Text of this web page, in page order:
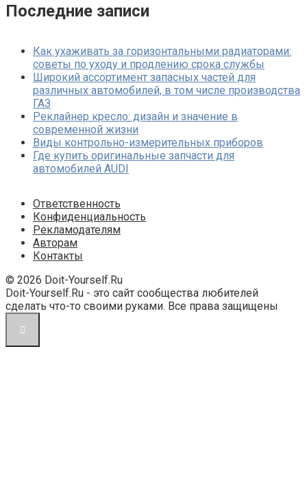
Последние записи
Как ухаживать за горизонтальными радиаторами:
советы по уходу и продлению срока службы
Широкий ассортимент запасных частей для
различных автомобилей, в том числе производства
ГАЗ
Реклайнер кресло: дизайн и значение в
современной жизни
Виды контрольно-измерительных приборов
Где купить оригинальные запчасти для
автомобилей AUDI
Ответственность
Конфиденциальность
Рекламодателям
Авторам
Контакты
© 2026 Doit-Yourself.Ru
Doit-Yourself.Ru - это сайт сообщества любителей
сделать что-то своими руками. Все права защищены